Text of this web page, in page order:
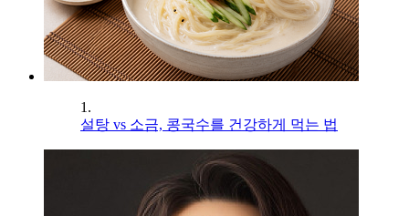
1.
설탕 vs 소금, 콩국수를 건강하게 먹는 법